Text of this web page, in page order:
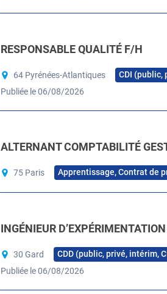
RESPONSABLE QUALITÉ F/H
64 Pyrénées-Atlantiques
CDI (public,
Publiée le 06/08/2026
ALTERNANT COMPTABILITÉ
75 Paris Apprentissage, Contrat de
INGÉNIEUR
30 Gard
CDD (public, privé, intérim,
Publiée le 06/08/2026